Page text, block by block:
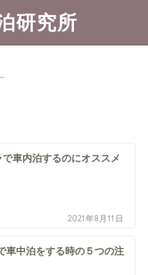
研究所
車内泊するのにオススメ
2021年8月11日
車中泊をする時の５つの注